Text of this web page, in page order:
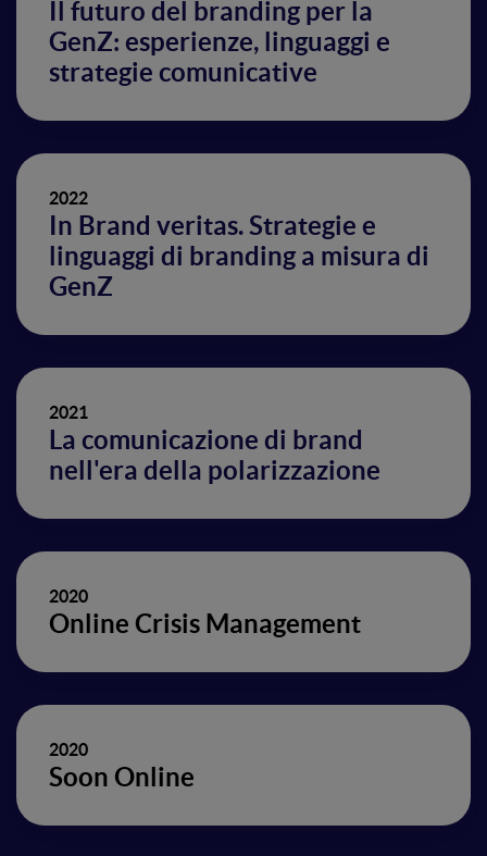
Il futuro del branding per la
GenZ: esperienze, linguaggi e
strategie comunicative
2022
In Brand veritas. Strategie e
linguaggi di branding a misura di
GenZ
2021
La comunicazione di brand
nell'era della polarizzazione
2020
Online Crisis Management
2020
Soon Online